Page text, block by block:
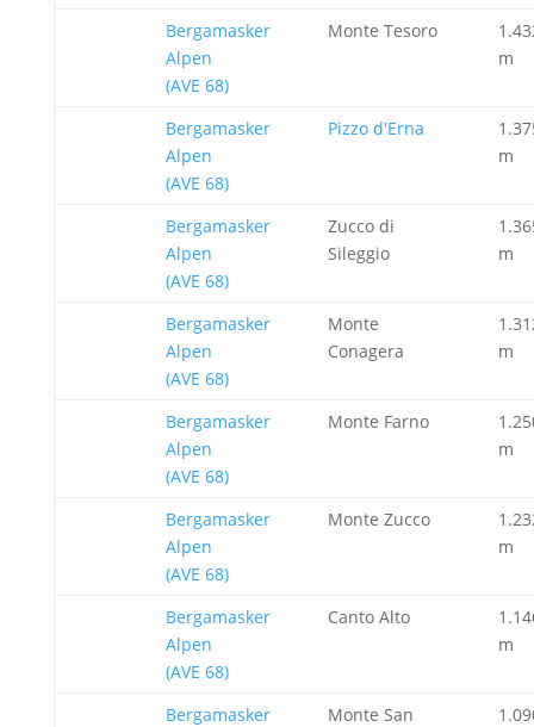
Bergamasker
Alpen
(AVE 68)
Monte Tesoro
m
Bergamasker
Alpen
(AVE 68)
Pizzo d'Erna
m
Bergamasker
Alpen
(AVE 68)
Zucco di
Sileggio
m
Bergamasker
Alpen
(AVE 68)
Monte
Conagera
m
Bergamasker
Alpen
(AVE 68)
Monte Farno
m
Bergamasker
Alpen
(AVE 68)
Monte Zucco
m
Bergamasker
Alpen
(AVE 68)
Canto Alto
m
Bergamasker
Monte San